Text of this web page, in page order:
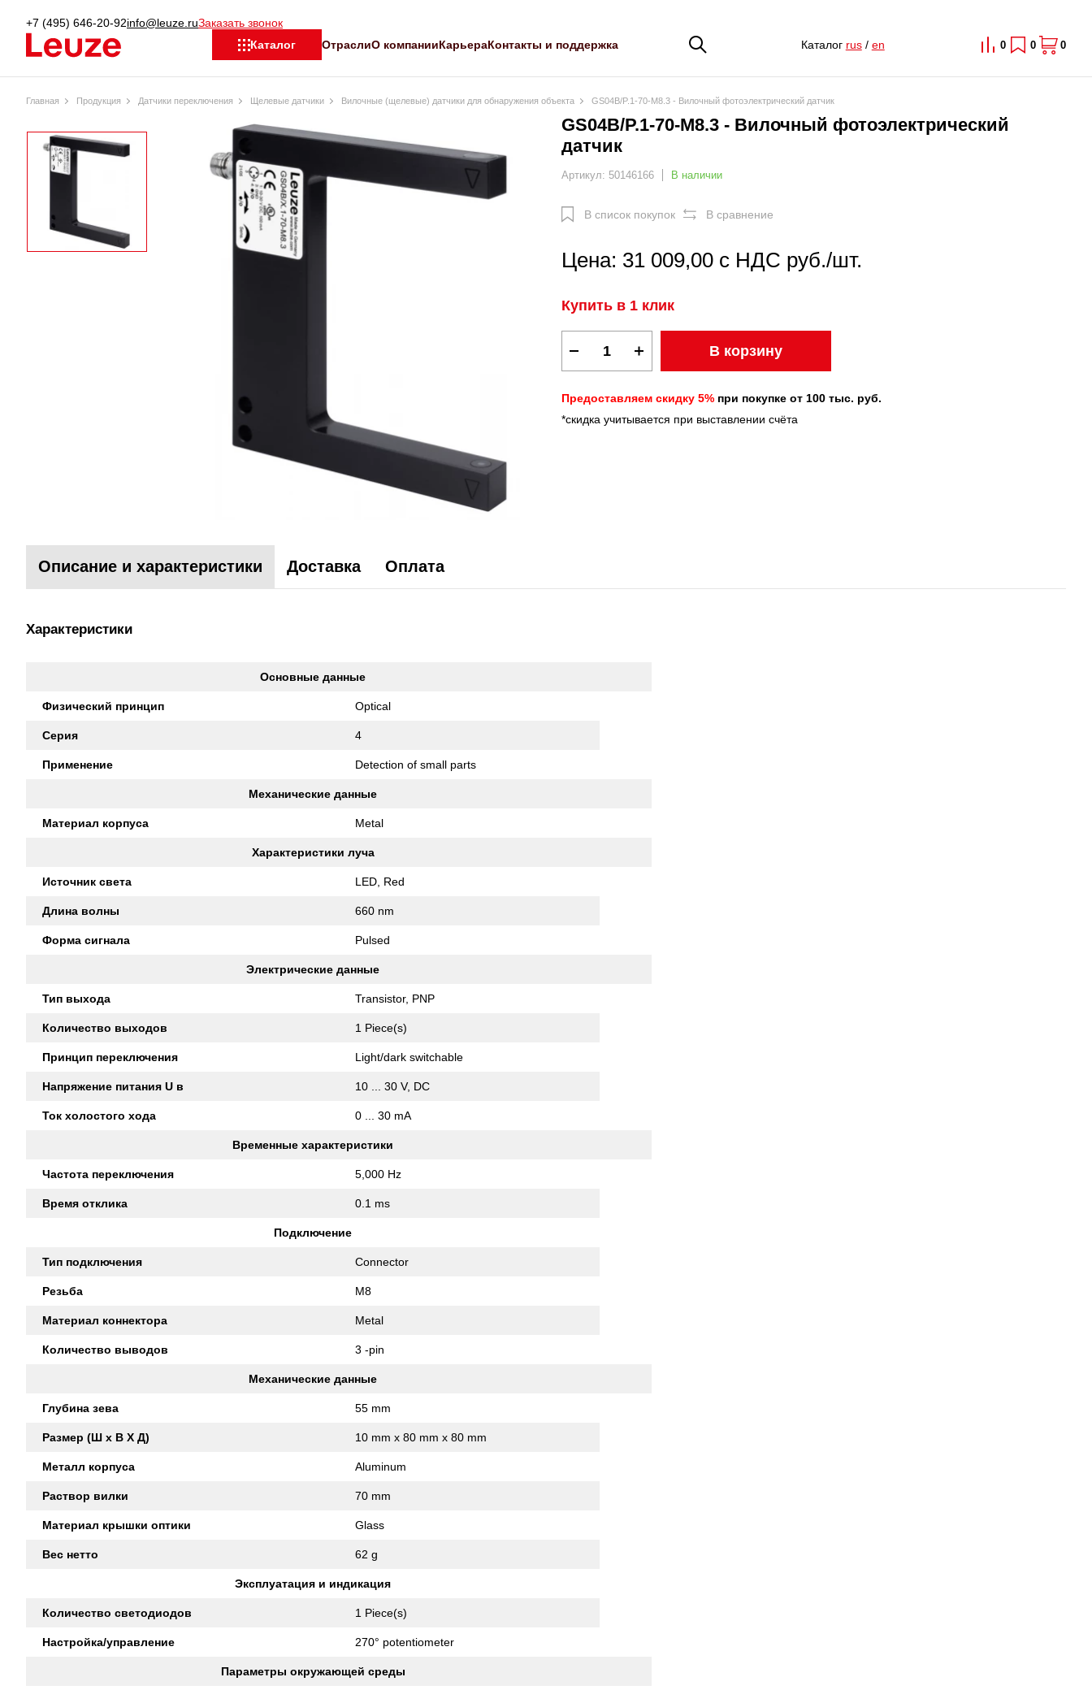
+7 (495) 646-20-92info@leuze.ruЗаказать звонок
Каталог
ОтраслиО компанииКарьераКонтакты и поддержка Каталог rus/ en 0 0 0
Главная Продукция Датчики переключения Щелевые датчики Вилочные (щелевые) датчики для обнаружения объекта GS04B/P.1-70-M8.3 - Вилочный фотоэлектрический датчик
GS04B/P.1-70-M8.3 - Вилочный фотоэлектрический
датчик
Артикул: 50146166 В наличии
В список покупок В сравнение
Цена: 31 009,00 с НДС руб./шт.
Купить в 1 клик
В корзину
Предоставляем скидку 5%при покупке от 100 тыс. руб.
*скидка учитывается при выставлении счёта
Описание и характеристики Доставка Оплата
Характеристики
Основные данные
Физический принцип Optical
Серия 4
Применение Detection of small parts
Механические данные
Материал корпуса Metal
Характеристики луча
Источник света LED, Red
Длина волны 660 nm
Форма сигнала Pulsed
Электрические данные
Тип выхода Transistor, PNP
Количество выходов 1 Piece(s)
Принцип переключения Light/dark switchable
Напряжение питания U в 10 ... 30 V, DC
Ток холостого хода 0 ... 30 mA
Временные характеристики
Частота переключения 5,000 Hz
Время отклика 0.1 ms
Подключение
Тип подключения Connector
Резьба M8
Материал коннектора Metal
Количество выводов 3 -pin
Механические данные
Глубина зева 55 mm
Размер (Ш x В X Д) 10 mm x 80 mm x 80 mm
Металл корпуса Aluminum
Раствор вилки 70 mm
Материал крышки оптики Glass
Вес нетто 62 g
Эксплуатация и индикация
Количество светодиодов 1 Piece(s)
Настройка/управление 270° potentiometer
Параметры окружающей среды